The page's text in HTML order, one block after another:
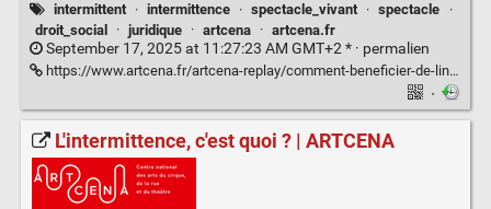
intermittent · intermittence · spectacle_vivant · spectacle
·
droit_social
· juridique · artcena · artcena.fr
September 17, 2025 at 11:27:23 AM GMT+2 * · permalien
https://www.artcena.fr/artcena-replay/comment-beneficier-de-lintermittence
·
L'intermittence, c'est quoi ? | ARTCENA